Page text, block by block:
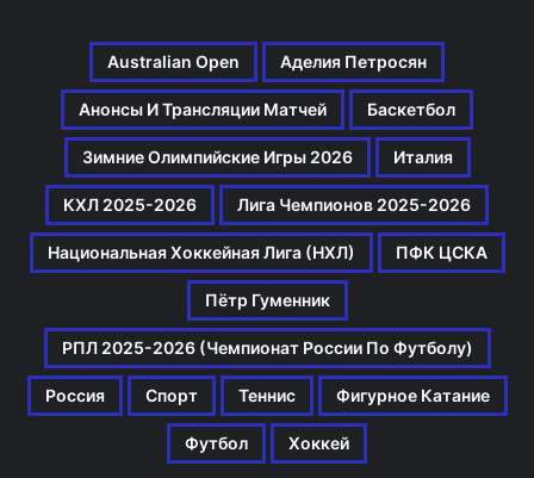
Australian Open Аделия Петросян
Анонсы И Трансляции Матчей Баскетбол
Зимние Олимпийские Игры 2026 Италия
КХЛ 2025-2026 Лига Чемпионов 2025-2026
Национальная Хоккейная Лига (НХЛ) ПФК ЦСКА
Пётр Гуменник
РПЛ 2025-2026 (Чемпионат России По Футболу)
Россия Спорт Теннис Фигурное Катание
Футбол Хоккей